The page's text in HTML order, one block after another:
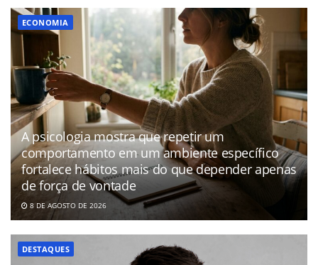
ECONOMIA
A psicologia mostra que repetir um
comportamento em um ambiente específico
fortalece hábitos mais do que depender apenas
de força de vontade
8 DE AGOSTO DE 2026
DESTAQUES